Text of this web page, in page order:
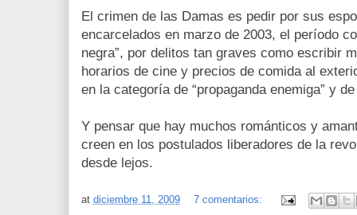
El crimen de las Damas es pedir por sus
encarcelados en marzo de 2003, el período
negra”, por delitos tan graves como escribir
horarios de cine y precios de comida al
en la categoría de “propaganda enemiga” y
Y pensar que hay muchos románticos y
creen en los postulados liberadores de la
desde lejos.
at diciembre 11, 2009 7 comentarios: